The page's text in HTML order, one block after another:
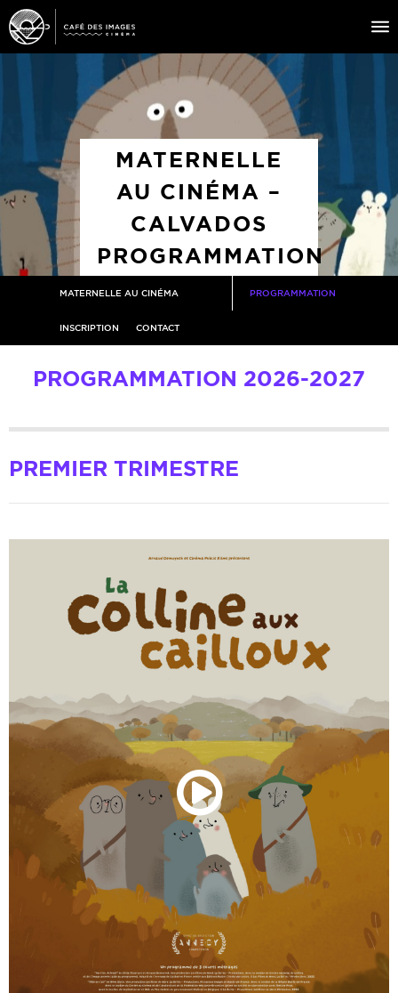
À L’AFFICHE
ÉVÉNEMENTS
CAFÉ DU CINÉ
ÉDUCATION AUX IMAGES
MATERNELLE
AU CINÉMA –
CALVADOS
PROGRAMMATION
MATERNELLE AU CINÉMA PROGRAMMATION
INSCRIPTION CONTACT
PROGRAMMATION 2026-2027
PREMIER TRIMESTRE